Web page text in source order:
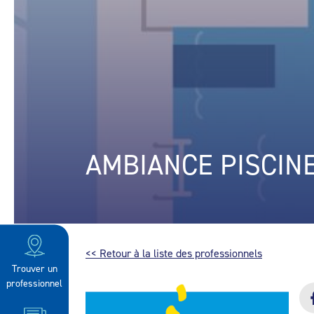
Trouver un
professionnel
AMBIANCE
<< Retour à la liste des professionnels